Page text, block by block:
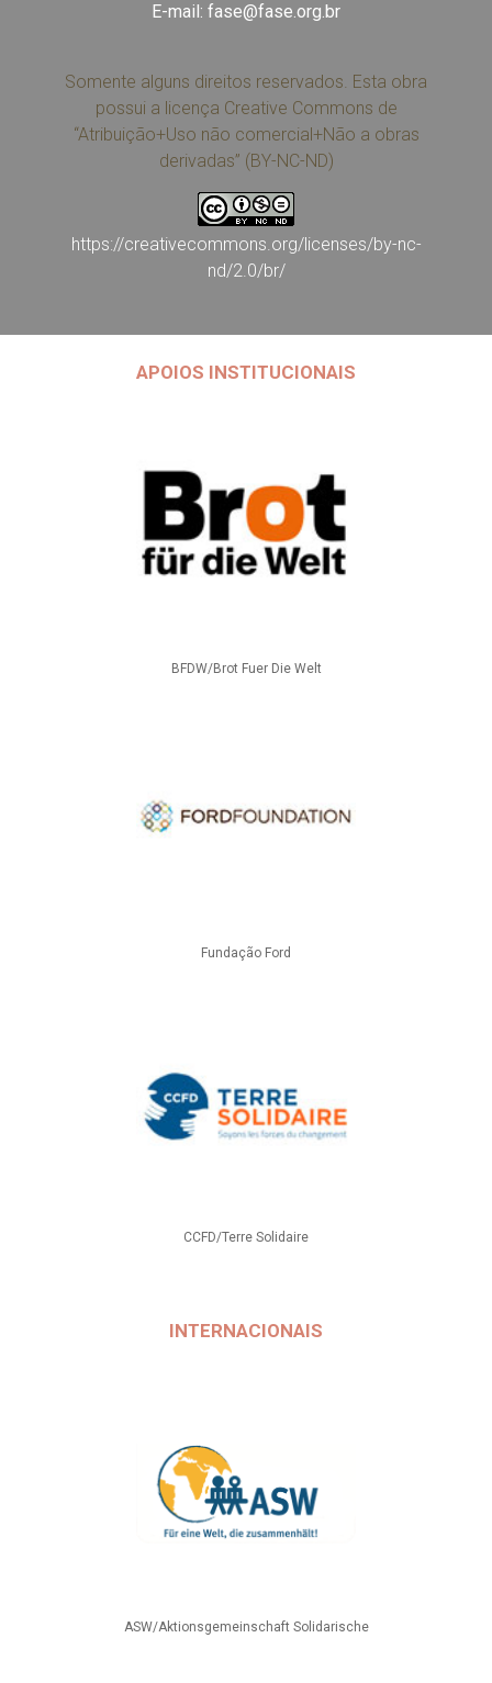
E-mail: fase@fase.org.br
Somente alguns direitos reservados. Esta obra
possui a licença Creative Commons de
“Atribuição+Uso não comercial+Não a obras
derivadas” (BY-NC-ND)
https://creativecommons.org/licenses/by-nc-
nd/2.0/br/
APOIOS INSTITUCIONAIS
BFDW/Brot Fuer Die Welt
Fundação Ford
CCFD/Terre Solidaire
INTERNACIONAIS
ASW/Aktionsgemeinschaft Solidarische